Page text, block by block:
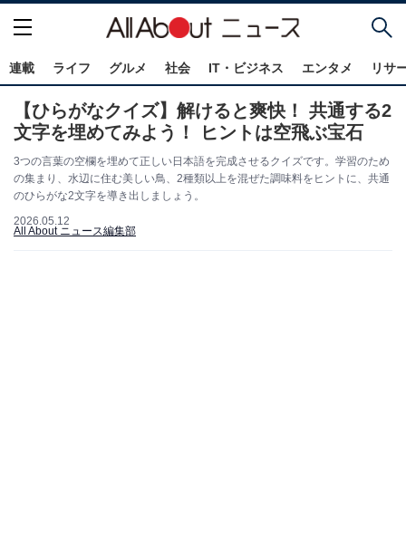
連載 ライフ グルメ 社会 IT・ビジネス エンタメ リサ
【ひらがなクイズ】解けると爽快！ 共通する2
文字を埋めてみよう！ ヒントは空飛ぶ宝石
3つの言葉の空欄を埋めて正しい日本語を完成させるクイズです。学習のため
の集まり、水辺に住む美しい鳥、2種類以上を混ぜた調味料をヒントに、共通
のひらがな2文字を導き出しましょう。
2026.05.12
All About ニュース編集部